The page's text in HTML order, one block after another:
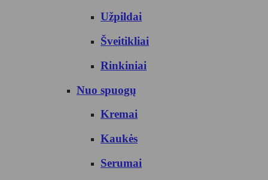
Užpildai
Šveitikliai
Rinkiniai
Nuo spuogų
Kremai
Kaukės
Serumai